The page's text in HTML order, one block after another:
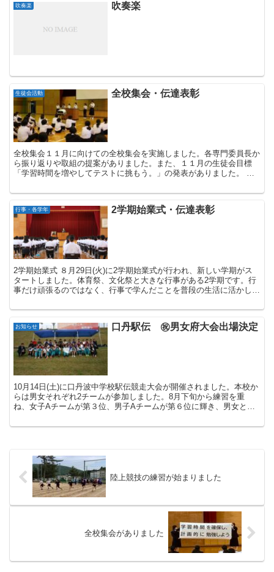
吹奏楽 吹奏楽
生徒会活動 全校集会・伝達表彰
全校集会１１月に向けての全校集会を実施しました。各専門委員長か
ら振り返りや取組の提案がありました。また、１１月の生徒会目標
「学習時間を増やしてテストに挑もう。」の発表がありました。 伝
行事・各学年 2学期始業式・伝達表彰
2学期始業式 ８月29日(火)に2学期始業式が行われ、新しい学期がス
タートしました。体育祭、文化祭と大きな行事がある2学期です。行
事だけ頑張るのではなく、行事で学んだことを普段の生活に活かして
お知らせ 口丹駅伝 ㊗男女府大会出場決定
10月14日(土)に口丹波中学校駅伝競走大会が開催されました。本校か
らは男女それぞれ2チームが参加しました。8月下旬から練習を重
ね、女子Aチームが第３位、男子Aチームが第６位に輝き、男女とも
陸上競技の練習が始まりました
全校集会がありました